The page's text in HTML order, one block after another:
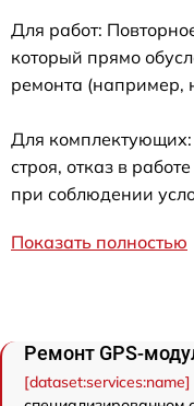
Для работ:
который прямо
ремонта (например,
Для
строя, отказ в
при соблюдении
Показать полностью
Ремонт GPS-